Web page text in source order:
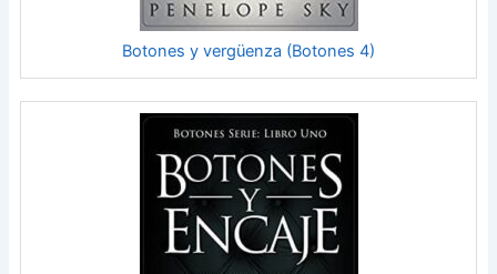
Botones y vergüenza (Botones 4)